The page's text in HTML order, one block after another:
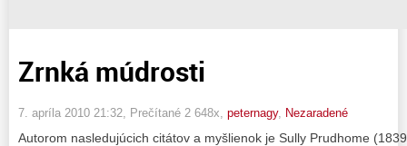
Zrnká múdrosti
7. apríla 2010 21:32 , Prečítané 2 648x, peternagy, Nezaradené
Autorom nasledujúcich citátov a myšlienok je Sully Prudhome